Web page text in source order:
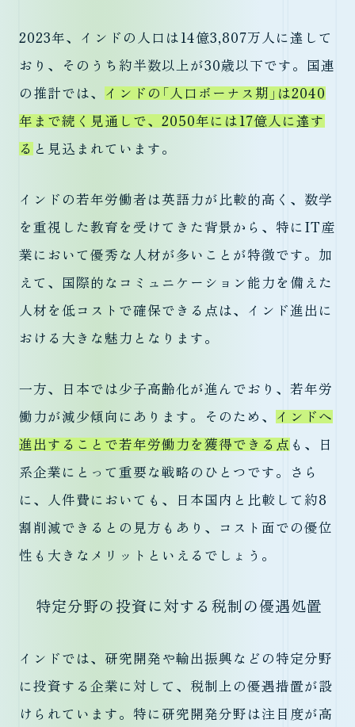
2023年、インドの人口は14億3,807万人に達して
おり、そのうち約半数以上が30歳以下です。国連
の推計では、 インドの「人口ボーナス期」は2040
年まで続く見通しで、2050年には17億人に達す
る と見込まれています。
インドの若年労働者は英語力が比較的高く、数学
を重視した教育を受けてきた背景から、特にIT産
業において優秀な人材が多いことが特徴です。加
えて、国際的なコミュニケーション能力を備えた
人材を低コストで確保できる点は、インド進出に
おける大きな魅力となります。
一方、日本では少子高齢化が進んでおり、若年労
働力が減少傾向にあります。そのため、 インドへ
進出することで若年労働力を獲得できる点 も、日
系企業にとって重要な戦略のひとつです。さら
に、人件費においても、日本国内と比較して約8
割削減できるとの見方もあり、コスト面での優位
性も大きなメリットといえるでしょう。
特定分野の投資に対する税制の優遇処置
インドでは、研究開発や輸出振興などの特定分野
に投資する企業に対して、税制上の優遇措置が設
けられています。特に研究開発分野は注目度が高